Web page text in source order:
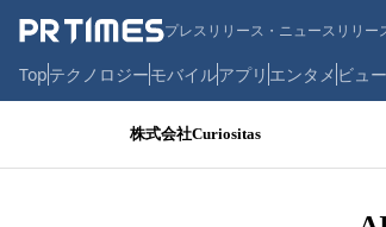
プレスリリース・ニュースリリー
Topテクノロジーモバイルアプリ エンタメ ビュ
株式会社Curiositas